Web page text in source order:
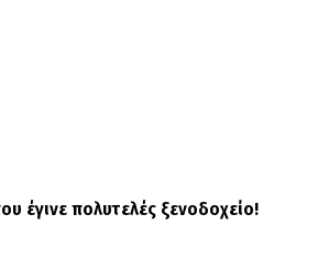
έγινε πολυτελές ξενοδοχείο!